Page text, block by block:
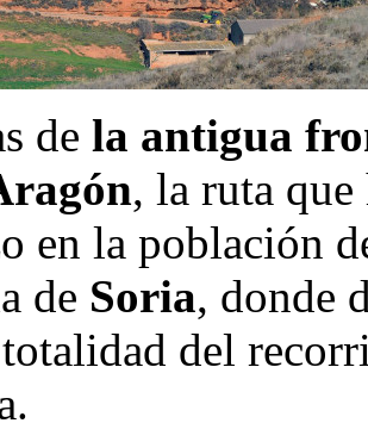
de la antigua
, la ruta
en la población
de Soria, donde
del